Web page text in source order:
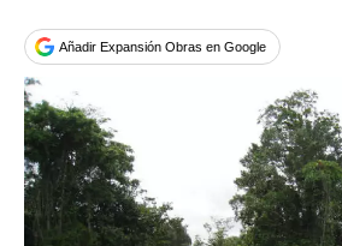
Añadir Expansión Obras en Google